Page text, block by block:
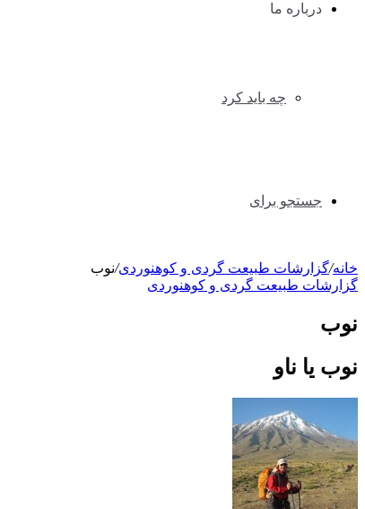
درباره ما
چه باید کرد
جستجو برای
خانه/گزارشات طبیعت گردی و کوهنوردی/نوب
گزارشات طبیعت گردی و کوهنوردی
نوب
نوب یا ناو